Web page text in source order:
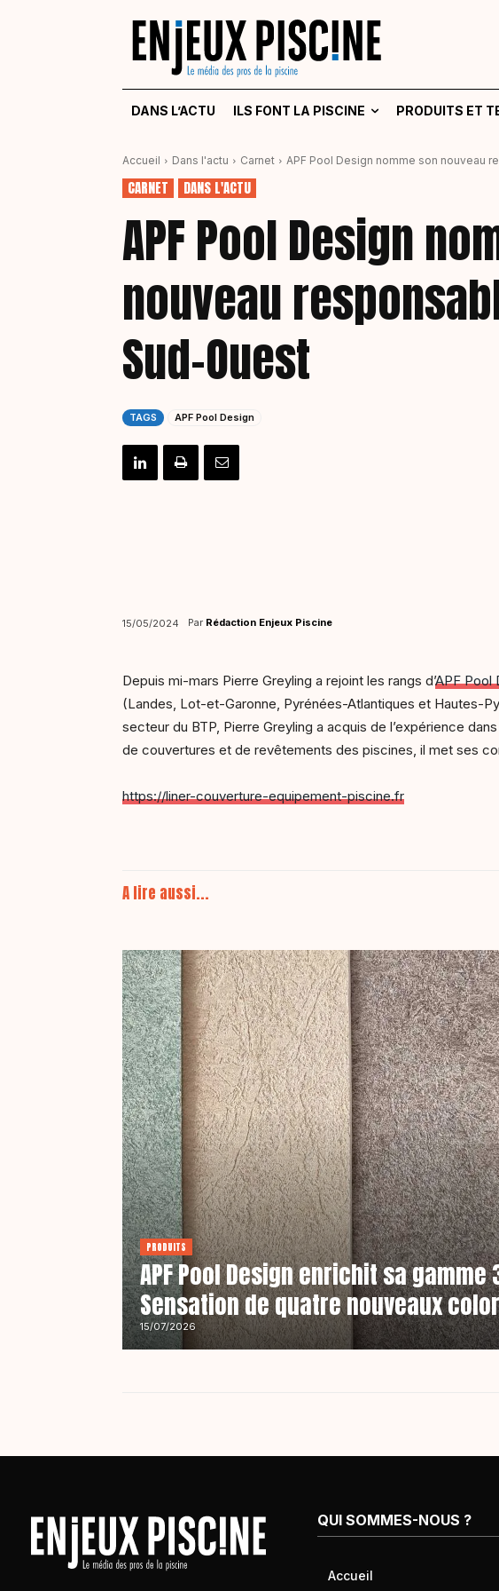
DANS L’ACTU ILS FONT LA PISCINE PRODUITS ET
Accueil Dans l'actu Carnet APF Pool Design nomme son nouveau
CARNET DANS L'ACTU
APF Pool Design
nouveau
Sud-Ouest
TAGS APF Pool Design
15/05/2024 Par Rédaction Enjeux Piscine
Depuis mi-mars Pierre Greyling a rejoint les rangs d’APF Pool
(Landes, Lot-et-Garonne, Pyrénées-Atlantiques et Hautes-
secteur du BTP, Pierre Greyling a acquis de l’expérience
de couvertures et de revêtements des piscines, il met ses
https://liner-couverture-equipement-piscine.fr
A lire aussi...
PRODUITS
APF Pool Design enrichit sa gamme
Sensation de quatre nouveaux
15/07/2026
QUI SOMMES-NOUS ?
Accueil